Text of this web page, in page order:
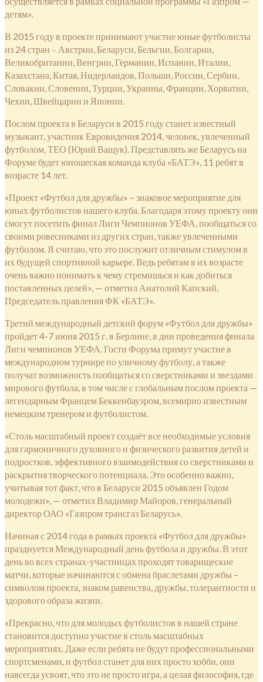
детям».
В 2015 году в проекте принимают участие юные футболисты
из 24 стран ‒ Австрии, Беларуси, Бельгии, Болгарии,
Великобритании, Венгрии, Германии, Испании, Италии,
Казахстана, Китая, Нидерландов, Польши, России, Сербии,
Словакии, Словении, Турции, Украины, Франции, Хорватии,
Чехии, Швейцарии и Японии.
Послом проекта в Беларуси в 2015 году станет известный
музыкант, участник Евровидения 2014, человек, увлеченный
футболом, ТЕО (Юрий Ващук). Представлять же Беларусь на
Форуме будет юношеская команда клуба «БАТЭ», 11 ребят в
возрасте 14 лет.
«Проект «Футбол для дружбы» ­– знаковое мероприятие для
юных футболистов нашего клуба. Благодаря этому проекту они
смогут посетить финал Лиги Чемпионов УЕФА, пообщаться со
своими ровесниками из других стран, также увлеченными
футболом. Я считаю, что это послужит отличным стимулом в
их будущей спортивной карьере. Ведь ребятам в их возрасте
очень важно понимать к чему стремишься и как добиться
поставленных целей», — отметил Анатолий Капский,
Председатель правления ФК «БАТЭ».
Третий международный детский форум «Футбол для дружбы»
пройдет 4-7 июня 2015 г. в Берлине, в дни проведения финала
Лиги чемпионов УЕФА. Гости Форума примут участие в
международном турнире по уличному футболу, а также
получат возможность пообщаться со сверстниками и звездами
мирового футбола, в том числе с глобальным послом проекта —
легендарным Францем Беккенбауэром, всемирно известным
немецким тренером и футболистом.
«Столь масштабный проект создаёт все необходимые условия
для гармоничного духовного и физического развития детей и
подростков, эффективного взаимодействия со сверстниками и
раскрытия творческого потенциала. Это особенно важно,
учитывая тот факт, что в Беларуси 2015 объявлен Годом
молодежи», — отметил Владимир Майоров, генеральный
директор ОАО «Газпром трансгаз Беларусь».
Начиная с 2014 года в рамках проекта «Футбол для дружбы»
празднуется Международный день футбола и дружбы. В этот
день во всех странах-участницах проходят товарищеские
матчи, которые начинаются с обмена браслетами дружбы –
символом проекта, знаком равенства, дружбы, толерантности и
здорового образа жизни.
«Прекрасно, что для молодых футболистов в нашей стране
становится доступно участие в столь масштабных
мероприятиях. Даже если ребята не будут профессиональными
спортсменами, и футбол станет для них просто хобби, они
навсегда усвоят, что это не просто игра, а целая философия, где